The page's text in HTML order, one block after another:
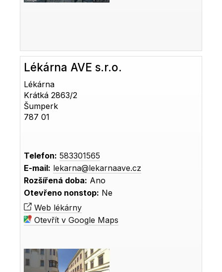
Lékárna AVE s.r.o.
Lékárna
Krátká 2863/2
Šumperk
787 01
Telefon: 583301565
E-mail: lekarna@lekarnaave.cz
Rozšířená doba: Ano
Otevřeno nonstop: Ne
Web lékárny
Otevřít v Google Maps